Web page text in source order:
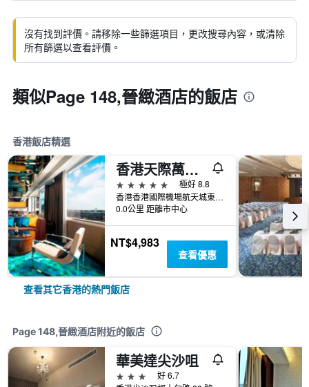
沒有找到評價。請移除一些篩選項目，更改搜尋內容，或清除
所有篩選以查看評價。
類似Page 148,晉緻酒店的飯店
香港飯店精選
香港天際萬豪酒店
5星級
極好 8.8
香港香港國際機場航天城東路1號
0.0公里 距離市中心
NT$4,983
查看優惠
查看其它香港的熱門飯店
Page 148,晉緻酒店附近的飯店
華美達尖沙咀
3星級
好 6.7